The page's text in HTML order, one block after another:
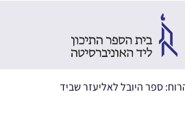
ספר היובל לאליעזר שביד